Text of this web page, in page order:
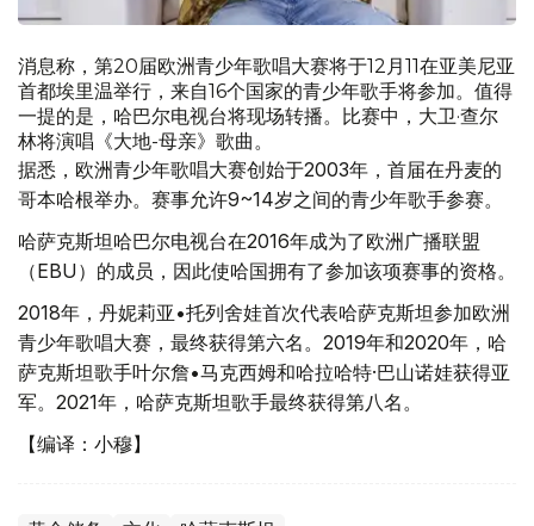
消息称，第20届欧洲青少年歌唱大赛将于12月11在亚美尼亚
首都埃里温举行，来自16个国家的青少年歌手将参加。值得
一提的是，哈巴尔电视台将现场转播。比赛中，大卫·查尔
林将演唱《大地-母亲》歌曲。
据悉，欧洲青少年歌唱大赛创始于2003年，首届在丹麦的
哥本哈根举办。赛事允许9~14岁之间的青少年歌手参赛。
哈萨克斯坦哈巴尔电视台在2016年成为了欧洲广播联盟
（EBU）的成员，因此使哈国拥有了参加该项赛事的资格。
2018年，丹妮莉亚•托列舍娃首次代表哈萨克斯坦参加欧洲
青少年歌唱大赛，最终获得第六名。2019年和2020年，哈
萨克斯坦歌手叶尔詹•马克西姆和哈拉哈特·巴山诺娃获得亚
军。2021年，哈萨克斯坦歌手最终获得第八名。
【编译：小穆】